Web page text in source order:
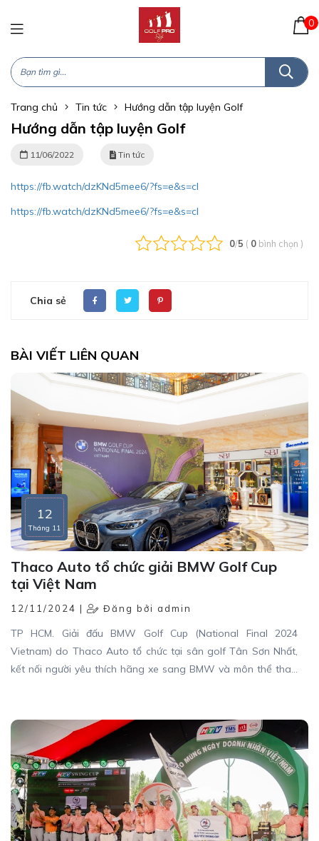
0
Trang chủ Tin tức Hướng dẫn tập luyện Golf
Hướng dẫn tập luyện Golf
11/06/2022 Tin tức
https://fb.watch/dzKNd5mee6/?fs=e&s=cl
https://fb.watch/dzKNd5mee6/?fs=e&s=cl
0/5 ( 0 bình chọn )
Chia sẻ
BÀI VIẾT LIÊN QUAN
12
Tháng 11
Thaco Auto tổ chức giải BMW Golf Cup
tại Việt Nam
12/11/2024 | Đăng bởi admin
TP HCM. Giải đấu BMW Golf Cup (National Final 2024
Vietnam) do Thaco Auto tổ chức tại sân golf Tân Sơn Nhất,
kết nối người yêu thích hãng xe sang BMW và môn thể thao